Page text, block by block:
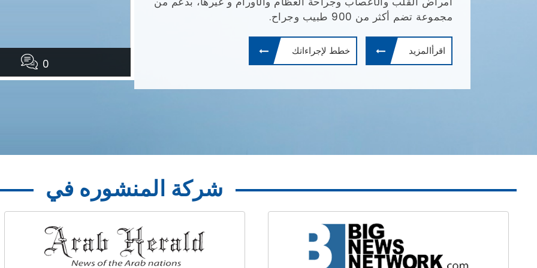
0
مجموعة تضم أكثر من 900 طبيب وجراح.
اقرأالمزيد خطط لإجراءاتك
شركة المنشوره في